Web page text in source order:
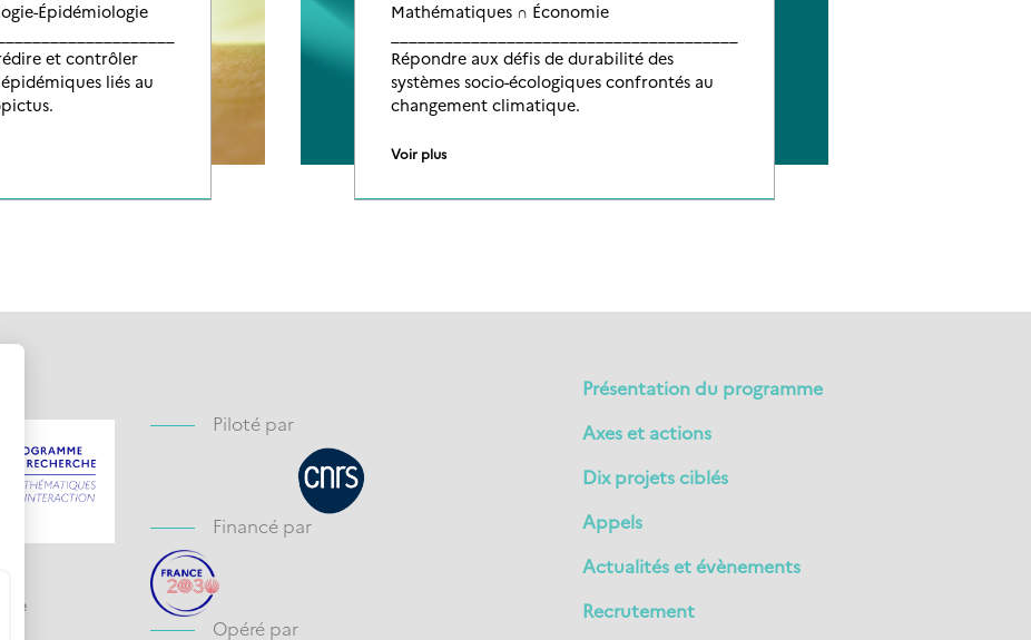
Épidémiologie
et contrôler
liés au
Mathématiques ∩ Économie
Répondre aux défis de durabilité des
systèmes socio-écologiques confrontés au
changement climatique.
Voir plus
le
Piloté par
Financé par
Opéré par
Présentation du programme
Axes et actions
Dix projets ciblés
Appels
Actualités et évènements
Recrutement